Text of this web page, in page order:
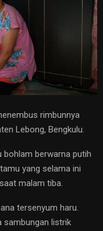
rimbunnya
Lebong, Bengkulu.
bohlam berwarna putih
yang selama ini
malam tiba.
tersenyum haru.
sambungan listrik